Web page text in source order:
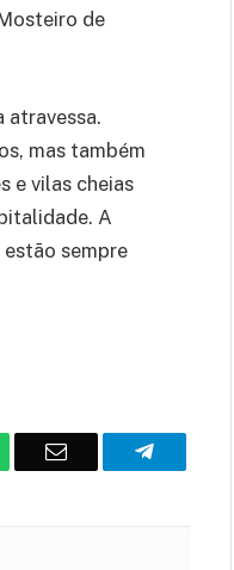
de
atravessa.
mas também
e vilas cheias
A
sempre
E-
Telegrama